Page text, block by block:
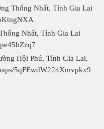
Thống Nhất, Tỉnh Gia Lai
Nhất, Tỉnh Gia Lai
Hội Phú, Tỉnh Gia Lai,
5qFEwdW224Xmvpkx9